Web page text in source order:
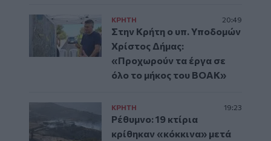
ΚΡΗΤΗ 20:49
Στην Κρήτη ο υπ. Υποδομών
Χρίστος Δήμας:
«Προχωρούν τα έργα σε
όλο το μήκος του ΒΟΑΚ»
ΚΡΗΤΗ 19:23
Ρέθυμνο: 19 κτίρια
κρίθηκαν «κόκκινα» μετά